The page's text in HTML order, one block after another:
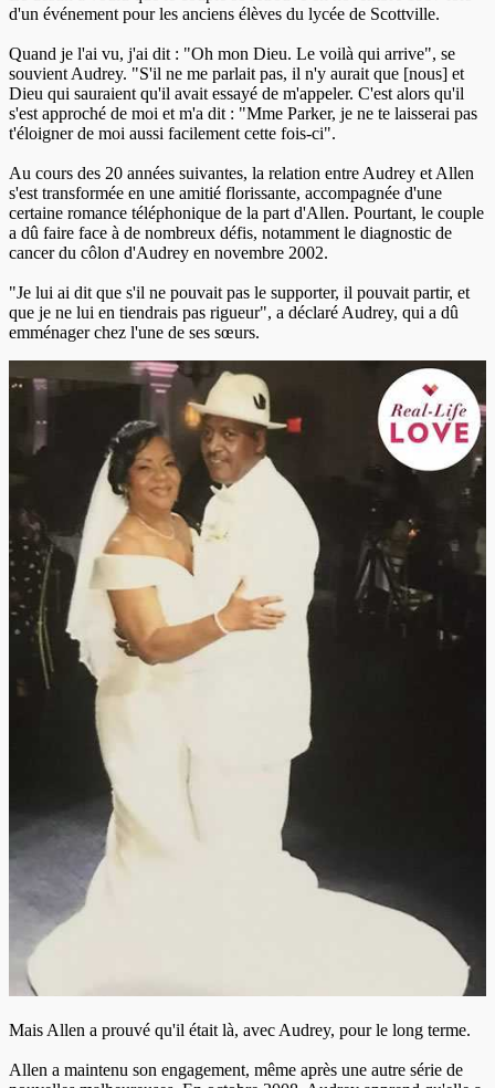
d'un événement pour les anciens élèves du lycée de Scottville.
Quand je l'ai vu, j'ai dit : "Oh mon Dieu. Le voilà qui arrive", se
souvient Audrey. "S'il ne me parlait pas, il n'y aurait que [nous] et
Dieu qui sauraient qu'il avait essayé de m'appeler. C'est alors qu'il
s'est approché de moi et m'a dit : "Mme Parker, je ne te laisserai pas
t'éloigner de moi aussi facilement cette fois-ci".
Au cours des 20 années suivantes, la relation entre Audrey et Allen
s'est transformée en une amitié florissante, accompagnée d'une
certaine romance téléphonique de la part d'Allen. Pourtant, le couple
a dû faire face à de nombreux défis, notamment le diagnostic de
cancer du côlon d'Audrey en novembre 2002.
"Je lui ai dit que s'il ne pouvait pas le supporter, il pouvait partir, et
que je ne lui en tiendrais pas rigueur", a déclaré Audrey, qui a dû
emménager chez l'une de ses sœurs.
Mais Allen a prouvé qu'il était là, avec Audrey, pour le long terme.
Allen a maintenu son engagement, même après une autre série de